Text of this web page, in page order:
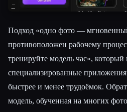
Подход «одно фото — мгновенный
противоположен рабочему
тренируйте модель час», который
специализированные
быстрее и менее трудоёмок.
модель, обученная на многих